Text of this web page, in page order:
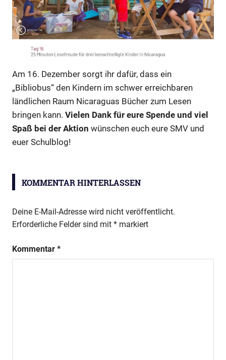
Am 16. Dezember sorgt ihr dafür, dass ein
„Bibliobus“ den Kindern im schwer erreichbaren
ländlichen Raum Nicaraguas Bücher zum Lesen
bringen kann. Vielen Dank für eure Spende und viel
Spaß bei der Aktion wünschen euch eure SMV und
euer Schulblog!
Adventsaktion
KOMMENTAR HINTERLASSEN
Deine E-Mail-Adresse wird nicht veröffentlicht.
Erforderliche Felder sind mit * markiert
Kommentar *